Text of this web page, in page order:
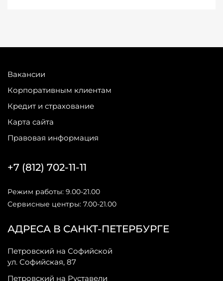
Вакансии
Корпоративным клиентам
Кредит и страхование
Карта сайта
Правовая информация
АДРЕСА В САНКТ-ПЕТЕРБУРГЕ
Петровский на Софийской
ул. Софийская, 87
Петровский на Руставели
+7 (812) 702-11-11
Режим работы: 9.00-21.00
Сервисные центры: 7.00-21.00